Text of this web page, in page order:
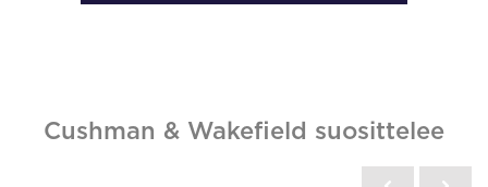
Cushman & Wakefield suosittelee